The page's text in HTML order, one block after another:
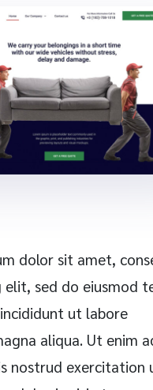
dolor sit amet,
elit, sed do eiusmod
incididunt ut labore
aliqua. Ut enim
nostrud exercitation